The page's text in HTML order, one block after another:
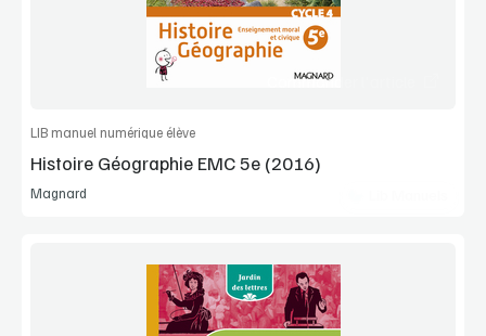
Commander l'article
LIB manuel numérique élève
Histoire Géographie EMC 5e (2016)
Magnard